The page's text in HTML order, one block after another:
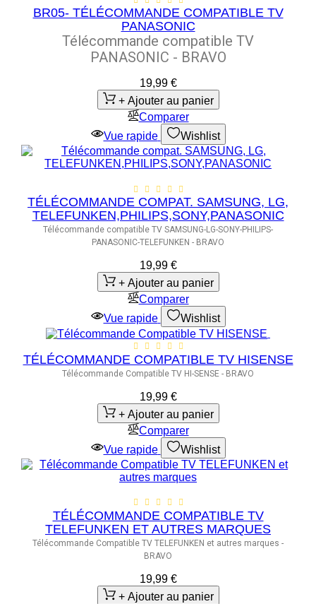
BR05- TÉLÉCOMMANDE COMPATIBLE TV
PANASONIC
Télécommande compatible TV
PANASONIC - BRAVO
19,99 €
+ Ajouter au panier
Comparer
Vue rapide
Wishlist
TÉLÉCOMMANDE COMPAT. SAMSUNG, LG,
TELEFUNKEN,PHILIPS,SONY,PANASONIC
Télécommande compatible TV SAMSUNG-LG-SONY-PHILIPS-
PANASONIC-TELEFUNKEN - BRAVO
19,99 €
+ Ajouter au panier
Comparer
Vue rapide
Wishlist
TÉLÉCOMMANDE COMPATIBLE TV HISENSE
Télécommande Compatible TV HI-SENSE - BRAVO
19,99 €
+ Ajouter au panier
Comparer
Vue rapide
Wishlist
TÉLÉCOMMANDE COMPATIBLE TV
TELEFUNKEN ET AUTRES MARQUES
Télécommande Compatible TV TELEFUNKEN et autres marques -
BRAVO
19,99 €
+ Ajouter au panier